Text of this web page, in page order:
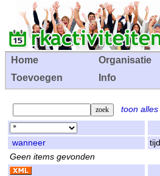
Home Organisatie
Toevoegen
Info
toon alles
wanneer tijd
Geen items gevonden